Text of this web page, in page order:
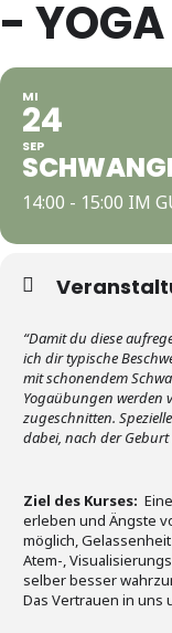
- YOGA
MI
24
SEP
14:00 - 15:00 IM
“Damit du diese
ich dir typische
mit schonendem
Yogaübungen werden
zugeschnitten.
dabei, nach der
Ziel des Kurses:
erleben und Ängste
möglich,
Atem-,
selber besser
Das Vertrauen in uns